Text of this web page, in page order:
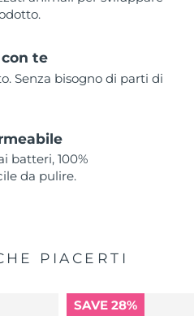
te
Senza bisogno di parti di
batteri, 100%
da pulire.
PIACERTI
SAVE 28%